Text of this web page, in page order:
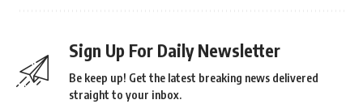
Sign Up For Daily Newsletter
Be keep up! Get the latest breaking news delivered
straight to your inbox.